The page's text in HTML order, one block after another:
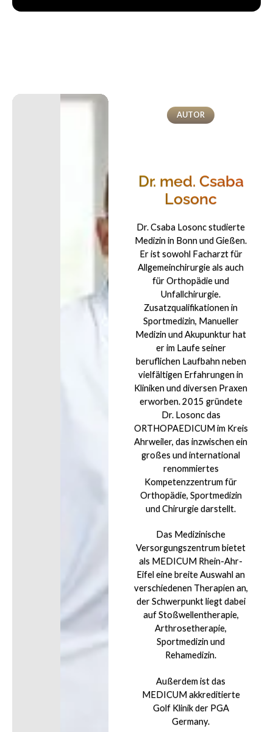
AUTOR
Dr. med. Csaba
Losonc
Dr. Csaba Losonc studierte
Medizin in Bonn und Gießen.
Er ist sowohl Facharzt für
Allgemeinchirurgie als auch
für Orthopädie und
Unfallchirurgie.
Zusatzqualifikationen in
Sportmedizin, Manueller
Medizin und Akupunktur hat
er im Laufe seiner
beruflichen Laufbahn neben
vielfältigen Erfahrungen in
Kliniken und diversen Praxen
erworben. 2015 gründete
Dr. Losonc das
ORTHOPAEDICUM im Kreis
Ahrweiler, das inzwischen ein
großes und international
renommiertes
Kompetenzzentrum für
Orthopädie, Sportmedizin
und Chirurgie darstellt.
Das Medizinische
Versorgungszentrum bietet
als MEDICUM Rhein-Ahr-
Eifel eine breite Auswahl an
verschiedenen Therapien an,
der Schwerpunkt liegt dabei
auf Stoßwellentherapie,
Arthrosetherapie,
Sportmedizin und
Rehamedizin.
Außerdem ist das
MEDICUM akkreditierte
Golf Klinik der PGA
Germany.